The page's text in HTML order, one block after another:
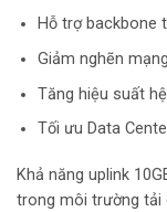
Hỗ trợ backbone
Giảm nghẽn mạng
Tăng hiệu suất
Tối ưu Data
Khả năng uplink
trong môi trường tải